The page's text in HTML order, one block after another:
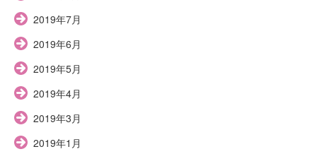
2019年7月
2019年6月
2019年5月
2019年4月
2019年3月
2019年1月